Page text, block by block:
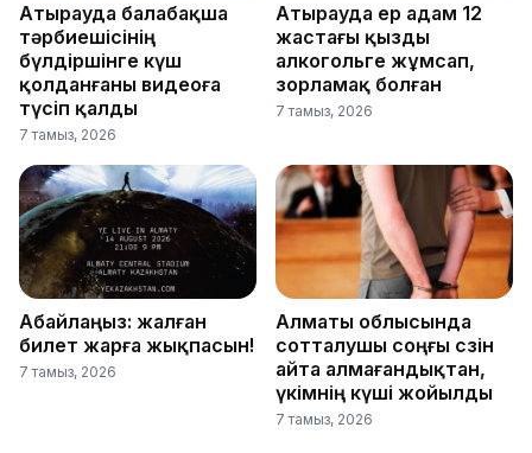
Атырауда балабақша
тәрбиешісінің
бүлдіршінге күш
қолданғаны видеоға
түсіп қалды
7 тамыз, 2026
Атырауда ер адам 12
жастағы қызды
алкогольге жұмсап,
зорламақ болған
7 тамыз, 2026
Абайлаңыз: жалған
билет жарға жықпасын!
7 тамыз, 2026
Алматы облысында
сотталушы соңғы сөзін
айта алмағандықтан,
үкімнің күші жойылды
7 тамыз, 2026